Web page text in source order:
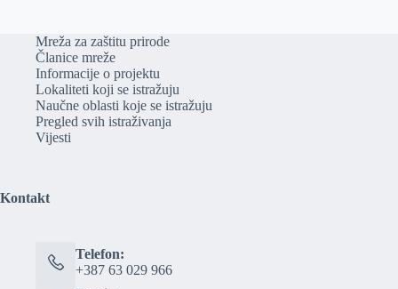
Mreža za zaštitu prirode
Članice mreže
Informacije o projektu
Lokaliteti koji se istražuju
Naučne oblasti koje se istražuju
Pregled svih istraživanja
Vijesti
Kontakt
Telefon:
+387 63 029 966